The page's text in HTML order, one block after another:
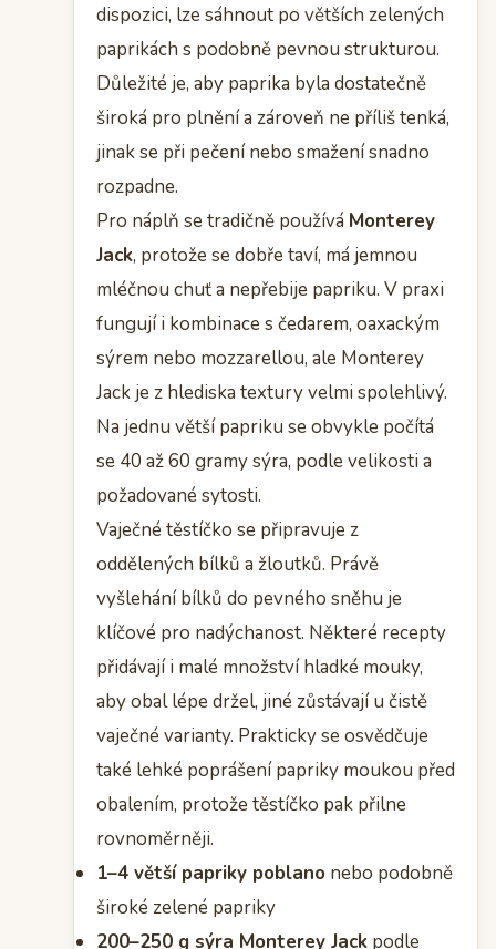
dispozici, lze sáhnout po větších zelených
paprikách s podobně pevnou strukturou.
Důležité je, aby paprika byla dostatečně
široká pro plnění a zároveň ne příliš tenká,
jinak se při pečení nebo smažení snadno
rozpadne.
Pro náplň se tradičně používá Monterey
Jack, protože se dobře taví, má jemnou
mléčnou chuť a nepřebije papriku. V praxi
fungují i kombinace s čedarem, oaxackým
sýrem nebo mozzarellou, ale Monterey
Jack je z hlediska textury velmi spolehlivý.
Na jednu větší papriku se obvykle počítá
se 40 až 60 gramy sýra, podle velikosti a
požadované sytosti.
Vaječné těstíčko se připravuje z
oddělených bílků a žloutků. Právě
vyšlehání bílků do pevného sněhu je
klíčové pro nadýchanost. Některé recepty
přidávají i malé množství hladké mouky,
aby obal lépe držel, jiné zůstávají u čistě
vaječné varianty. Prakticky se osvědčuje
také lehké poprášení papriky moukou před
obalením, protože těstíčko pak přilne
rovnoměrněji.
1–4 větší papriky poblano nebo podobně
široké zelené papriky
200–250 g sýra Monterey Jack podle